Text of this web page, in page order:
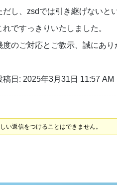
だし、zsdでは引き継げないと
れですっきりいたしました。
度のご対応とご教示、誠にあり
稿日: 2025年3月31日 11:57 AM
い返信をつけることはできません。